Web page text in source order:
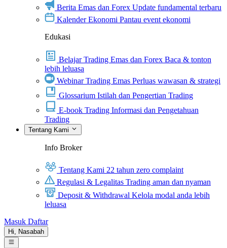
Berita Emas dan Forex Update fundamental terbaru
Kalender Ekonomi Pantau event ekonomi
Edukasi
Belajar Trading Emas dan Forex Baca & tonton
lebih leluasa
Webinar Trading Emas Perluas wawasan & strategi
Glossarium Istilah dan Pengertian Trading
E-book Trading Informasi dan Pengetahuan
Trading
Tentang Kami
Info Broker
Tentang Kami 22 tahun zero complaint
Regulasi & Legalitas Trading aman dan nyaman
Deposit & Withdrawal Kelola modal anda lebih
leluasa
Masuk Daftar
Hi, Nasabah